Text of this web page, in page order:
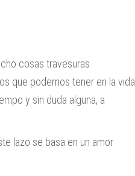
cosas travesuras
que podemos tener en la vida.
y sin duda alguna, a
lazo se basa en un amor